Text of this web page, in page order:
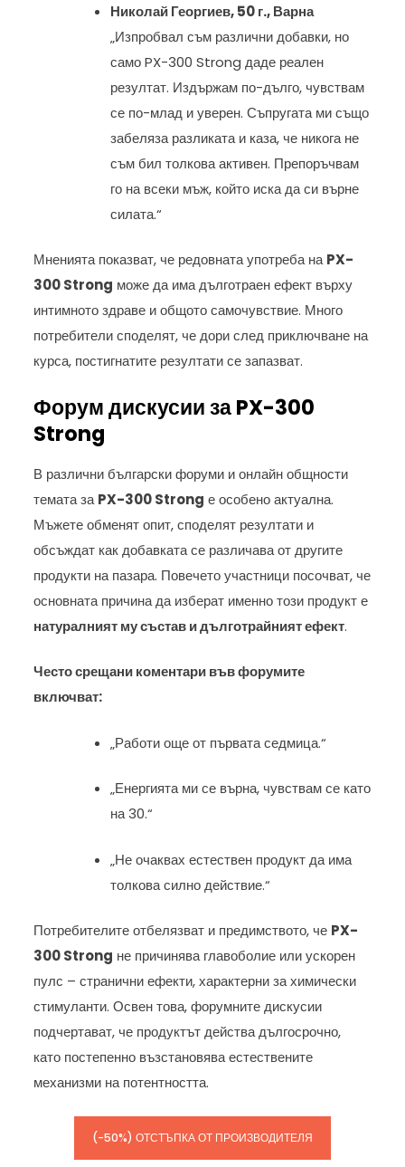
Николай Георгиев, 50 г., Варна
„Изпробвал съм различни добавки, но
само PX-300 Strong даде реален
резултат. Издържам по-дълго, чувствам
се по-млад и уверен. Съпругата ми също
забеляза разликата и каза, че никога не
съм бил толкова активен. Препоръчвам
го на всеки мъж, който иска да си върне
силата.“
Мненията показват, че редовната употреба наPX-
300 Strong може да има дълготраен ефект върху
интимното здраве и общото самочувствие. Много
потребители споделят, че дори след приключване на
курса, постигнатите резултати се запазват.
Форум дискусии за PX-300
Strong
В различни български форуми и онлайн общности
темата заPX-300 Strong е особено актуална.
Мъжете обменят опит, споделят резултати и
обсъждат как добавката се различава от другите
продукти на пазара. Повечето участници посочват, че
основната причина да изберат именно този продукт е
натуралният му състав и дълготрайният ефект.
Често срещани коментари във форумите
включват:
„Работи още от първата седмица.“
„Енергията ми се върна, чувствам се като
на 30.“
„Не очаквах естествен продукт да има
толкова силно действие.“
Потребителите отбелязват и предимството, че PX-
300 Strong не причинява главоболие или ускорен
пулс – странични ефекти, характерни за химически
стимуланти. Освен това, форумните дискусии
подчертават, че продуктът действа дългосрочно,
като постепенно възстановява естествените
механизми на потентността.
(-50%) ОТСТЪПКА ОТ ПРОИЗВОДИТЕЛЯ